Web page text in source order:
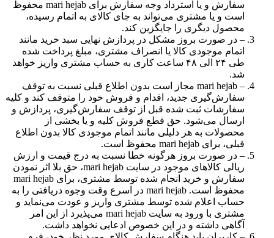
سفارش و یا استرداد وجه سفارش برای mari hejab محفوظ
است و یا مشتری می‏‌تواند به جای کالای به اتمام رسیده،
محصول دیگری را جایگزین کند.
– در صورت بروز مشکل در پردازش نهایی سبد خرید مانند
اتمام موجودی کالا یا انصراف مشتری، مبلغ پرداخت شده
طی ۲۴ الی ۴۸ ساعت کاری به حساب مشتری واریز خواهد
شد.
– mari hejab مجاز است بدون اطلاع قبلی نسبت به توقف
سفارش‌‏گیری جدید، اقدام و فروش خود را متوقف کند و کلیه
سفارشات ثبت شده قبل از توقف سفارش‌‏گیری، پردازش و
ارسال می‌‏شود. حق قطع فروش کلیه و یا بخشی از
محصولات به هر دلیلی مانند اتمام موجودی کالا بدون اطلاع
قبلی، برای mari hejab محفوظ است.
– در صورت بروز هرگونه خطا نسبت به درج قیمت و ارزش
ریالی کالاهای موجود در سایت mari hejab، حق بلا اثر نمودن
سفارش و خرید انجام شده توسط مشتری، برای mari hejab
محفوظ است. mari hejab در اسرع وقت وجوه دریافتی را به
حساب اعلام شده توسط مشتری واریز و عودت می‌نماید و
مشتری با ورود به سایت mari hejab می‌پذیرد از این امر
آگاهی داشته و در این خصوص ادعایی نخواهد داشت.